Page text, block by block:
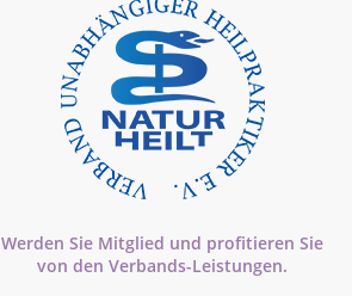
Werden Sie Mitglied und profitieren Sie
von den Verbands-Leistungen.